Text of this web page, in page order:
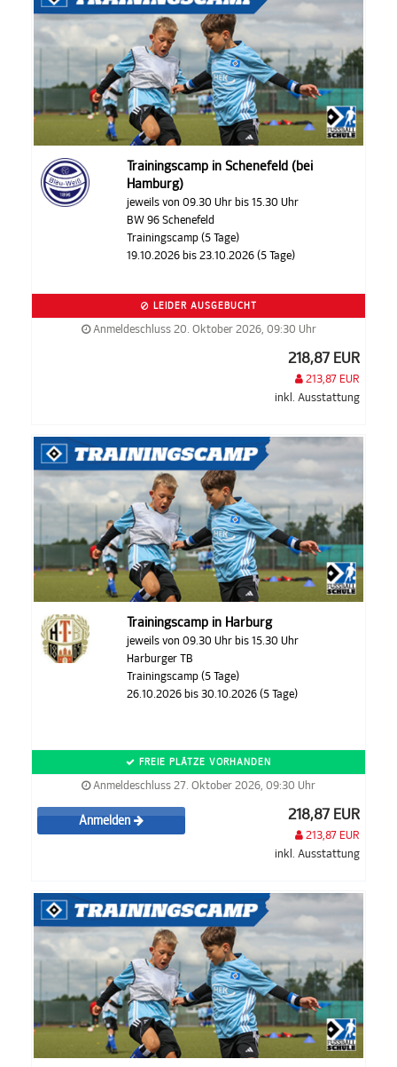
Trainingscamp in Schenefeld (bei
Hamburg)
jeweils von 09.30 Uhr bis 15.30 Uhr
BW 96 Schenefeld
Trainingscamp (5 Tage)
19.10.2026 bis 23.10.2026 (5 Tage)
LEIDER AUSGEBUCHT
Anmeldeschluss 20. Oktober 2026, 09:30 Uhr
218,87 EUR
213,87 EUR
inkl. Ausstattung
Trainingscamp in Harburg
jeweils von 09.30 Uhr bis 15.30 Uhr
Harburger TB
Trainingscamp (5 Tage)
26.10.2026 bis 30.10.2026 (5 Tage)
FREIE PLÄTZE VORHANDEN
Anmeldeschluss 27. Oktober 2026, 09:30 Uhr
Anmelden 218,87 EUR
213,87 EUR
inkl. Ausstattung